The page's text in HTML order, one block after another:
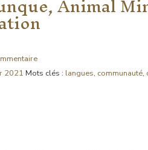
2021 Mots clés : langues, communauté,